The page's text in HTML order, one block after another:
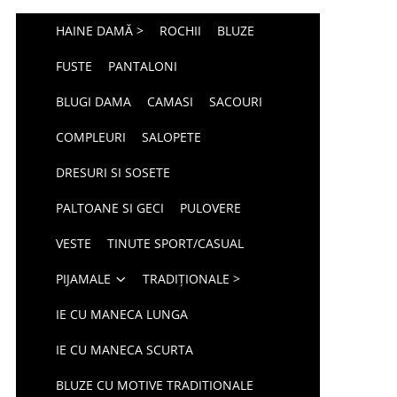
HAINE DAMĂ > ROCHII BLUZE
FUSTE PANTALONI
BLUGI DAMA CAMASI SACOURI
COMPLEURI SALOPETE
DRESURI SI SOSETE
PALTOANE SI GECI PULOVERE
VESTE TINUTE SPORT/CASUAL
PIJAMALE TRADIȚIONALE >
IE CU MANECA LUNGA
IE CU MANECA SCURTA
BLUZE CU MOTIVE TRADITIONALE